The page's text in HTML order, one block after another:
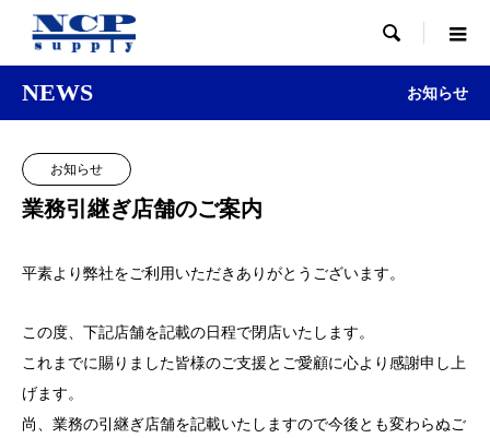

NEWS お知らせ
お知らせ
業務引継ぎ店舗のご案内
平素より弊社をご利用いただきありがとうございます。
この度、下記店舗を記載の日程で閉店いたします。
これまでに賜りました皆様のご支援とご愛顧に心より感謝申し上
げます。
尚、業務の引継ぎ店舗を記載いたしますので今後とも変わらぬご